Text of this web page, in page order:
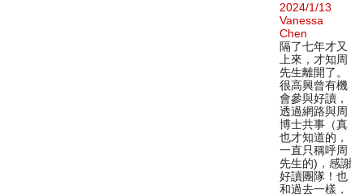
2024/1/13
Vanessa
Chen
隔了七年才又
上來，才知周
先生離開了。
很高興曾有機
會參與好讀，
透過網路與周
博士共事（真
也才知道的，
一直只稱呼周
先生的)，感謝
好讀團隊！也
和過去一樣，